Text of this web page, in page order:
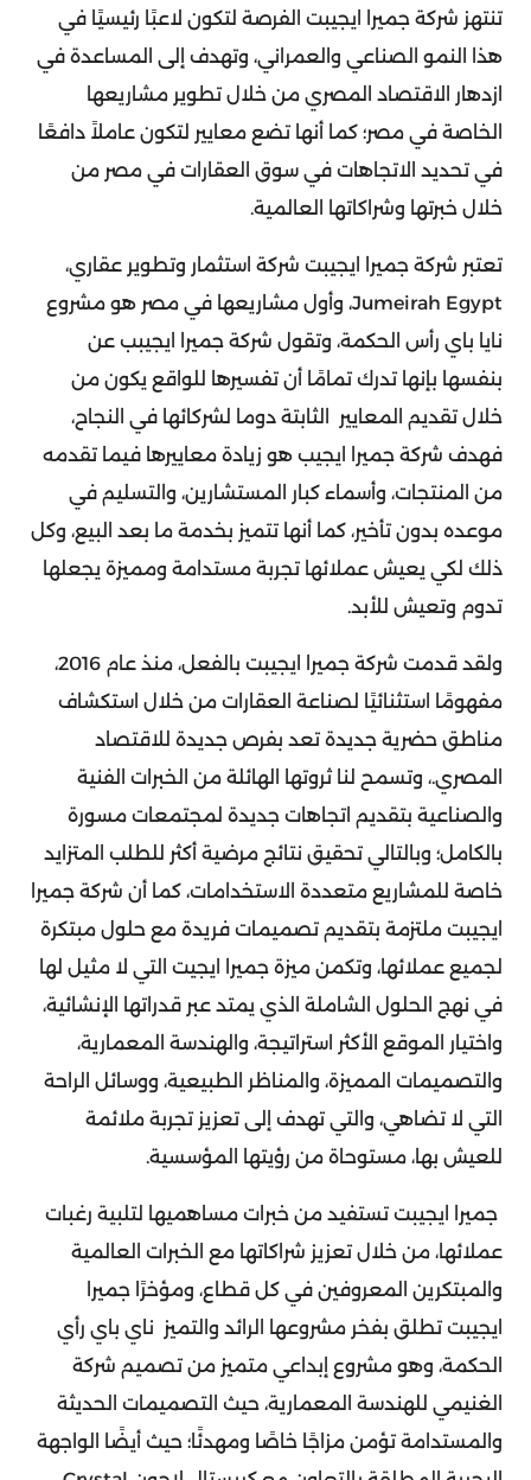
تنتهز شركة جميرا ايجيبت الفرصة لتكون لاعبًا رئيسيًا في
هذا النمو الصناعي والعمراني، وتهدف إلى المساعدة في
ازدهار الاقتصاد المصري من خلال تطوير مشاريعها
الخاصة في مصر؛ كما أنها تضع معايير لتكون عاملاً دافعًا
في تحديد الاتجاهات في سوق العقارات في مصر من
خلال خبرتها وشراكاتها العالمية.
تعتبر شركة جميرا ايجيبت شركة استثمار وتطوير عقاري،
Jumeirah Egypt، وأول مشاريعها في مصر هو مشروع
نايا باي رأس الحكمة، وتقول شركة جميرا ايجيبب عن
بنفسها بإنها تدرك تمامًا أن تفسيرها للواقع يكون من
خلال تقديم المعايير الثابتة دوما لشركائها في النجاح،
فهدف شركة جميرا ايجيب هو زيادة معاييرها فيما تقدمه
من المنتجات، وأسماء كبار المستشارين، والتسليم في
موعده بدون تأخير، كما أنها تتميز بخدمة ما بعد البيع، وكل
ذلك لكي يعيش عملائها تجربة مستدامة ومميزة يجعلها
تدوم وتعيش للأبد.
ولقد قدمت شركة جميرا ايجيبت بالفعل، منذ عام 2016،
مفهومًا استثنائيًا لصناعة العقارات من خلال استكشاف
مناطق حضرية جديدة تعد بفرص جديدة للاقتصاد
المصري.، وتسمح لنا ثروتها الهائلة من الخبرات الفنية
والصناعية بتقديم اتجاهات جديدة لمجتمعات مسورة
بالكامل؛ وبالتالي تحقيق نتائج مرضية أكثر للطلب المتزايد
خاصة للمشاريع متعددة الاستخدامات، كما أن شركة جميرا
ايجيبت ملتزمة بتقديم تصميمات فريدة مع حلول مبتكرة
لجميع عملائها، وتكمن ميزة جميرا ايجيت التي لا مثيل لها
في نهج الحلول الشاملة الذي يمتد عبر قدراتها الإنشائية،
واختيار الموقع الأكثر استراتيجة، والهندسة المعمارية،
والتصميمات المميزة، والمناظر الطبيعية، ووسائل الراحة
التي لا تضاهي، والتي تهدف إلى تعزيز تجربة ملائمة
للعيش بها، مستوحاة من رؤيتها المؤسسية.
جميرا ايجيبت تستفيد من خبرات مساهميها لتلبية رغبات
عملائها، من خلال تعزيز شراكاتها مع الخبرات العالمية
والمبتكرين المعروفين في كل قطاع، ومؤخرًا جميرا
ايجيبت تطلق بفخر مشروعها الرائد والتميز ناي باي رأي
الحكمة، وهو مشروع إبداعي متميز من تصميم شركة
الغنيمي للهندسة المعمارية، حيث التصميمات الحديثة
والمستدامة تؤمن مزاجًا خاصًا ومهدئًا؛ حيث أيضًا الواجهة